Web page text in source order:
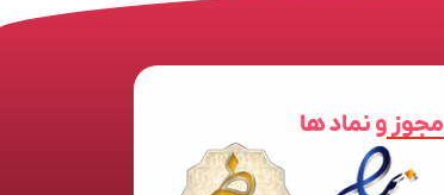
مجوز و نماد ها